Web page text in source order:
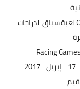
بلوجر
عامة
Offroad Bike Racing APK 1.0 لعبة سباق الدراجات